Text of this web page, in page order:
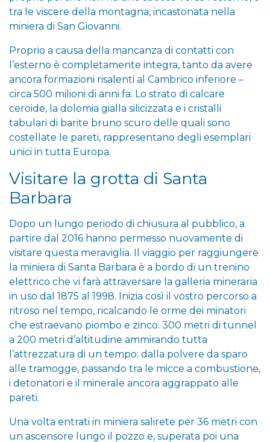
tra le viscere della montagna, incastonata nella
miniera di San Giovanni.
Proprio a causa della mancanza di contatti con
l’esterno è completamente integra, tanto da avere
ancora formazioni risalenti al Cambrico inferiore –
circa 500 milioni di anni fa. Lo strato di calcare
ceroide, la dolomia gialla silicizzata e i cristalli
tabulari di barite bruno scuro delle quali sono
costellate le pareti, rappresentano degli esemplari
unici in tutta Europa.
Visitare la grotta di Santa
Barbara
Dopo un lungo periodo di chiusura al pubblico, a
partire dal 2016 hanno permesso nuovamente di
visitare questa meraviglia. Il viaggio per raggiungere
la miniera di Santa Barbara è a bordo di un trenino
elettrico che vi farà attraversare la galleria mineraria
in uso dal 1875 al 1998. Inizia così il vostro percorso a
ritroso nel tempo, ricalcando le orme dei minatori
che estraevano piombo e zinco. 300 metri di tunnel
a 200 metri d’altitudine ammirando tutta
l’attrezzatura di un tempo: dalla polvere da sparo
alle tramogge, passando tra le micce a combustione,
i detonatori e il minerale ancora aggrappato alle
pareti.
Una volta entrati in miniera salirete per 36 metri con
un ascensore lungo il pozzo e, superata poi una